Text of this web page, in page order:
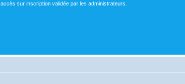
accès sur inscription validée par les administrateurs.